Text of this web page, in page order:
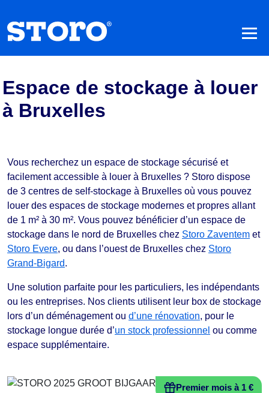
Espace de stockage à louer
à Bruxelles
Vous recherchez un espace de stockage sécurisé et
facilement accessible à louer à Bruxelles ? Storo dispose
de 3 centres de self-stockage à Bruxelles où vous pouvez
louer des espaces de stockage modernes et propres allant
de 1 m² à 30 m². Vous pouvez bénéficier d’un espace de
stockage dans le nord de Bruxelles chez Storo Zaventem et
Storo Evere, ou dans l’ouest de Bruxelles chez Storo
Grand-Bigard.
Une solution parfaite pour les particuliers, les indépendants
ou les entreprises. Nos clients utilisent leur box de stockage
lors d’un déménagement ou d’une rénovation, pour le
stockage longue durée d’un stock professionnel ou comme
espace supplémentaire.
Premier mois à 1 €